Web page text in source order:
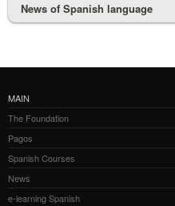
News of Spanish language
MAIN
The Foundation
Pagos
Spanish Courses
News
e-learning Spanish